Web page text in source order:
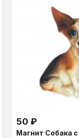
50 ₽
Магнит Собака